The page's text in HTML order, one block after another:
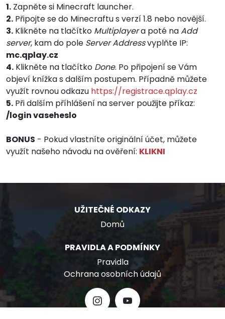
1. Zapněte si Minecraft launcher.
2. Připojte se do Minecraftu s verzí 1.8 nebo novější.
3. Klikněte na tlačítko Multiplayera poté naAdd
server, kam do pole Server Addressvyplňte IP:
mc.qplay.cz
4. Klikněte na tlačítko Done. Po připojení se Vám
objeví knížka s dalším postupem. Případně můžete
využít rovnou odkazu https://registrace.qplay.cz
5. Při dalším příhlášení na server použijte příkaz:
/login vaseheslo
BONUS - Pokud vlastníte originální účet, můžete
využít našeho návodu na ověření: KLIKNI
UŽITEČNÉ ODKAZY
Domů
PRAVIDLA A PODMÍNKY
Pravidla
Ochrana osobních údajů